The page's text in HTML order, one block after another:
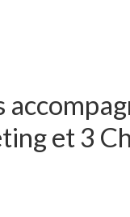
et 3